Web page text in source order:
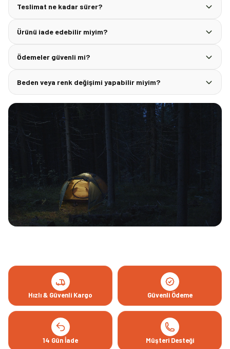
Teslimat ne kadar sürer?
Ürünü iade edebilir miyim?
Ödemeler güvenli mi?
Beden veya renk değişimi yapabilir miyim?
Hızlı & Güvenli Kargo Güvenli Ödeme
14 Gün İade Müşteri Desteği